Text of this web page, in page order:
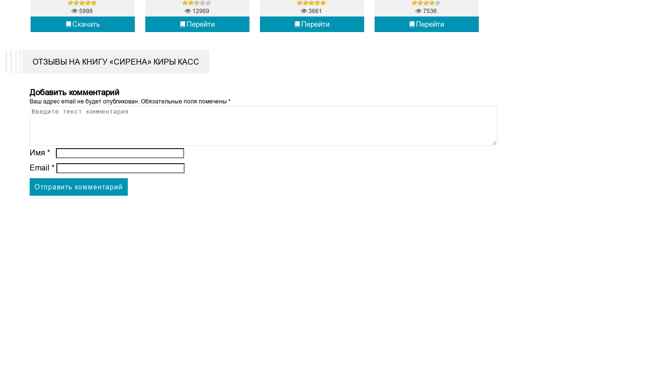
Скачать
5998
Перейти
12969
Перейти
3661
Перейти
7536
ОТЗЫВЫ НА КНИГУ «СИРЕНА» КИРЫ КАСС
Добавить комментарий
Ваш адрес email не будет опубликован. Обязательные поля помечены*
Имя*
Email*